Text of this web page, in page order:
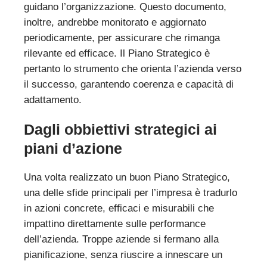
guidano l’organizzazione. Questo documento,
inoltre, andrebbe monitorato e aggiornato
periodicamente, per assicurare che rimanga
rilevante ed efficace. Il Piano Strategico è
pertanto lo strumento che orienta l’azienda verso
il successo, garantendo coerenza e capacità di
adattamento.
Dagli obbiettivi strategici ai
piani d’azione
Una volta realizzato un buon Piano Strategico,
una delle sfide principali per l’impresa è tradurlo
in azioni concrete, efficaci e misurabili che
impattino direttamente sulle performance
dell’azienda. Troppe aziende si fermano alla
pianificazione, senza riuscire a innescare un